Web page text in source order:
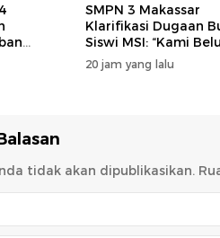
SMPN 3 Makassar
Klarifikasi Dugaan
Siswi MSI: “Kami
Menemukan Unsur
Perundungan”
20 jam yang lalu
tidak akan dipublikasikan.